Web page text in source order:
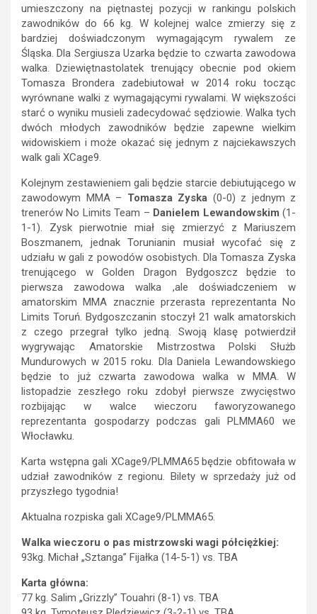
umieszczony na piętnastej pozycji w rankingu polskich
zawodników do 66 kg. W kolejnej walce zmierzy się z
bardziej doświadczonym wymagającym rywalem ze
Śląska. Dla Sergiusza Uzarka będzie to czwarta zawodowa
walka. Dziewiętnastolatek trenujący obecnie pod okiem
Tomasza Brondera zadebiutował w 2014 roku tocząc
wyrównane walki z wymagającymi rywalami. W większości
starć o wyniku musieli zadecydować sędziowie. Walka tych
dwóch młodych zawodników będzie zapewne wielkim
widowiskiem i może okazać się jednym z najciekawszych
walk gali XCage9.
Kolejnym zestawieniem gali będzie starcie debiutującego w
zawodowym MMA – Tomasza Zyska (0-0) z jednym z
trenerów No Limits Team – Danielem Lewandowskim (1-
1-1). Zysk pierwotnie miał się zmierzyć z Mariuszem
Boszmanem, jednak Torunianin musiał wycofać się z
udziału w gali z powodów osobistych. Dla Tomasza Zyska
trenującego w Golden Dragon Bydgoszcz będzie to
pierwsza zawodowa walka ,ale doświadczeniem w
amatorskim MMA znacznie przerasta reprezentanta No
Limits Toruń. Bydgoszczanin stoczył 21 walk amatorskich
z czego przegrał tylko jedną. Swoją klasę potwierdził
wygrywając Amatorskie Mistrzostwa Polski Służb
Mundurowych w 2015 roku. Dla Daniela Lewandowskiego
będzie to już czwarta zawodowa walka w MMA. W
listopadzie zeszłego roku zdobył pierwsze zwycięstwo
rozbijając w walce wieczoru faworyzowanego
reprezentanta gospodarzy podczas gali PLMMA60 we
Włocławku.
Karta wstępna gali XCage9/PLMMA65 będzie obfitowała w
udział zawodników z regionu. Bilety w sprzedaży już od
przyszłego tygodnia!
Aktualna rozpiska gali XCage9/PLMMA65.
Walka wieczoru o pas mistrzowski wagi półciężkiej:
93kg. Michał „Sztanga” Fijałka (14-5-1) vs. TBA
Karta główna:
77 kg. Salim „Grizzly” Touahri (8-1) vs. TBA